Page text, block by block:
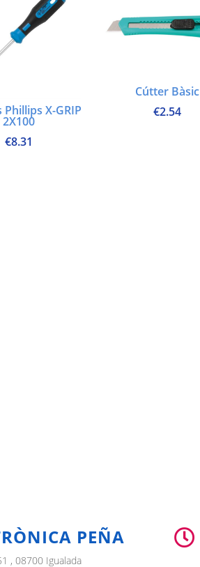
X-GRIP
2X100
€8.31
Cútter Bàsic
€2.54
PEÑA
, 08700 Igualada
